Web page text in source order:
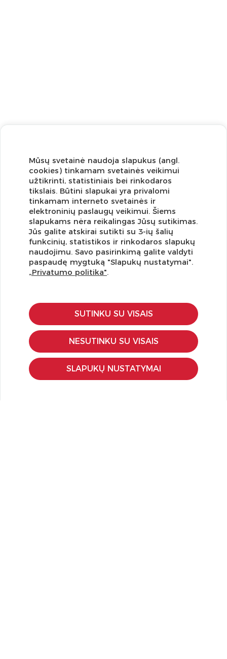
Užsisakykite naujienlaiškį ir pirmi gaukite geriausius
pasiūlymus!
KLIENTŲ APTARNAVIMAS
Pirkimo – pardavimo taisyklės
Pristatymas ir grąžinimas
Apmokėjimo būdai
Kokybės ir saugumo standartai
Privatumo taisyklės
Mūsų svetainė naudoja slapukus (angl.
cookies) tinkamam svetainės veikimui
užtikrinti, statistiniais bei rinkodaros
tikslais. Būtini slapukai yra privalomi
tinkamam interneto svetainės ir
elektroninių paslaugų veikimui. Šiems
slapukams nėra reikalingas Jūsų sutikimas.
Jūs galite atskirai sutikti su 3-ių šalių
funkcinių, statistikos ir rinkodaros slapukų
naudojimu. Savo pasirinkimą galite valdyti
paspaudę mygtuką "Slapukų nustatymai".
„Privatumo politika".
SUTINKU SU VISAIS
NESUTINKU SU VISAIS
SLAPUKŲ NUSTATYMAI